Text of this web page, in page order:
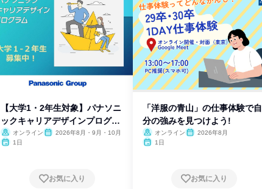
【大学1・2年生対象】パナソニ
ックキャリアデザインプログラ
ム
オンライン
2026年8月・9月・10月
1日
お気に入り
「洋服の青山」の仕事体験で自
分の強みを見つけよう!
オンライン
2026年8月
1日
お気に入り